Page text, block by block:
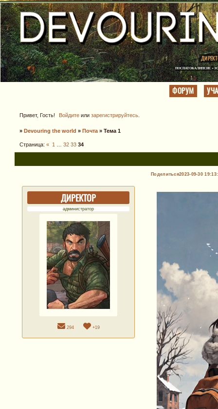
ПОСПАТОКАЛИПСИС •
ФОРУМ
Привет, Гость! Войдите или зарегистрируйтесь
» Devouring the world » Почта » Тема 1
Страница: « 1 32 33 34
Поделиться2023-09-30
ДИРЕКТОР
администратор
294 +19